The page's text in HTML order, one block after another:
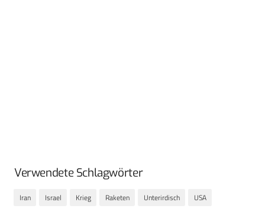
Verwendete Schlagwörter
Iran Israel Krieg Raketen Unterirdisch USA